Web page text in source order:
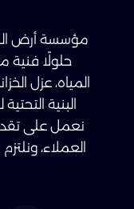
مؤسسة أرض
حلولًا
المياه، عزل
البنية
نعمل على
العملاء،